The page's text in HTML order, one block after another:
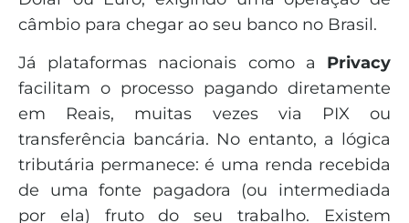
câmbio para chegar ao seu banco no Brasil.
Já plataformas nacionais como a Privacy
facilitam o processo pagando diretamente
em Reais, muitas vezes via PIX ou
transferência bancária. No entanto, a lógica
tributária permanece: é uma renda recebida
de uma fonte pagadora (ou intermediada
por ela) fruto do seu trabalho. Existem